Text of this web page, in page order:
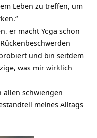
Leben zu treffen, um
er macht Yoga schon
Rückenbeschwerden
und bin seitdem
was mir wirklich
allen schwierigen
meines Alltags